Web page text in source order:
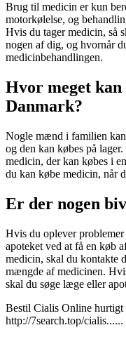
Brug til medicin er kun
motorkølelse, og
Hvis du tager medicin, så
nogen af dig, og hvornår
medicinbehandlingen.
Hvor meget
Danmark?
Nogle mænd i familien
og den kan købes på
medicin, der kan købes i
du kan købe medicin, når
Er der nogen
Hvis du oplever
apoteket ved at få en køb
medicin, skal du kontakte
mængde af medicinen.
skal du søge læge eller
Bestil Cialis Online
http://7search.top/cialis......